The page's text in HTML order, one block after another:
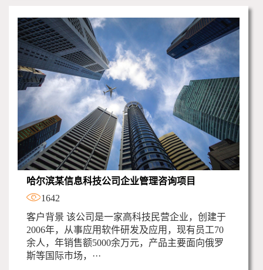
哈尔滨某信息科技公司企业管理咨询项目
1642
客户背景 该公司是一家高科技民营企业，创建于
2006年，从事应用软件研发及应用，现有员工70
余人，年销售额5000余万元，产品主要面向俄罗
斯等国际市场，···